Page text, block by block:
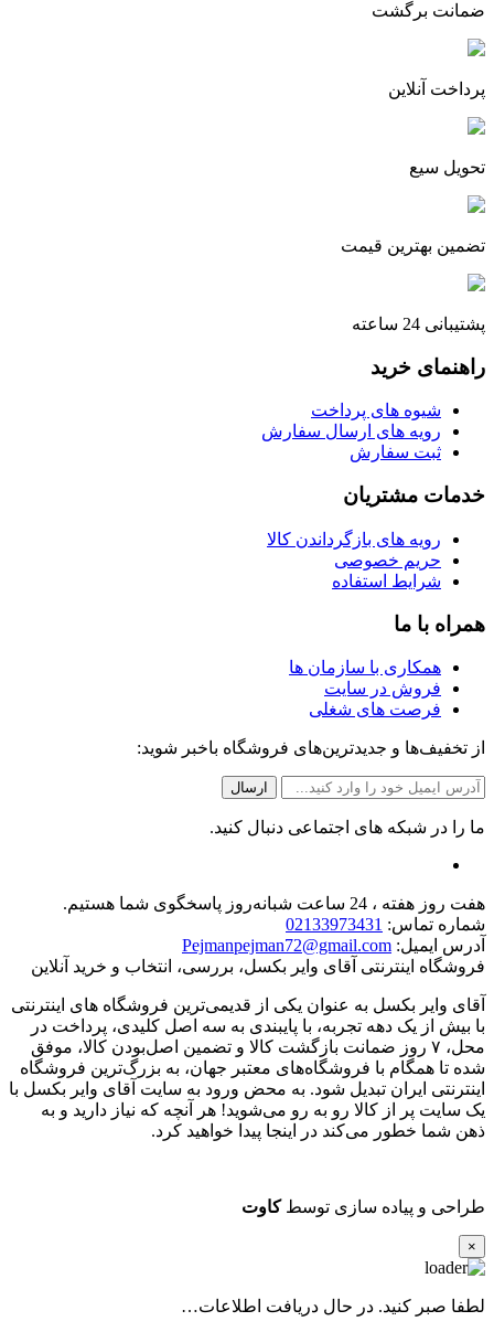
ضمانت برگشت
پرداخت آنلاین
تحویل سیع
تضمین بهترین قیمت
پشتیبانی 24 ساعته
راهنمای خرید
شیوه های پرداخت
رویه های ارسال سفارش
ثبت سفارش
خدمات مشتریان
رویه های بازگرداندن کالا
حریم خصوصی
شرایط استفاده
همراه با ما
همکاری با سازمان ها
فروش در سایت
فرصت های شغلی
از تخفیف‌ها و جدیدترین‌های فروشگاه باخبر شوید:
ما را در شبکه های اجتماعی دنبال کنید.
هفت روز هفته ، 24 ساعت شبانه‌روز پاسخگوی شما هستیم.
شماره تماس: 02133973431
آدرس ایمیل: Pejmanpejman72@gmail.com
فروشگاه اینترنتی آقای وایر بکسل، بررسی، انتخاب و خرید آنلاین
آقای وایر بکسل به عنوان یکی از قدیمی‌ترین فروشگاه های اینترنتی
با بیش از یک دهه تجربه، با پایبندی به سه اصل کلیدی، پرداخت در
محل، ۷ روز ضمانت بازگشت کالا و تضمین اصل‌بودن کالا، موفق
شده تا همگام با فروشگاه‌های معتبر جهان، به بزرگ‌ترین فروشگاه
اینترنتی ایران تبدیل شود. به محض ورود به سایت آقای وایر بکسل با
یک سایت پر از کالا رو به رو می‌شوید! هر آنچه که نیاز دارید و به
ذهن شما خطور می‌کند در اینجا پیدا خواهید کرد.
طراحی و پیاده سازی توسطکاوت
×
لطفا صبر کنید. در حال دریافت اطلاعات…